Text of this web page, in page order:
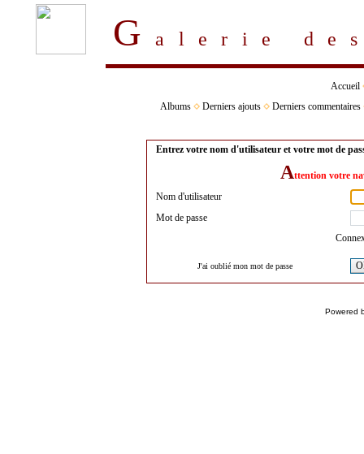
Galerie
Accueil
Albums
Derniers ajouts Derniers commentaires
Entrez votre nom d'utilisateur et votre mot de
Attention votre
Nom d'utilisateur
Mot de passe
J'ai oublié mon mot de passe
Powered